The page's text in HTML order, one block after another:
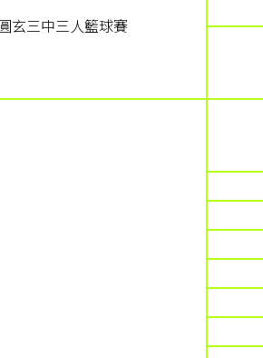
玄三中三人籃球賽